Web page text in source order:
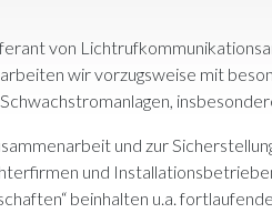
von
arbeiten wir vorzugsweise mit
und zur
und
beinhalten u.a.